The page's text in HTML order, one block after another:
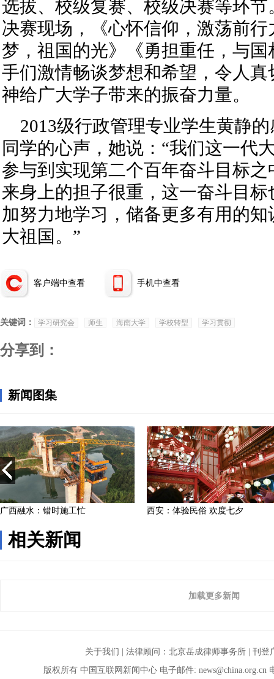
选拔、校级复赛、校级决赛等环节
决赛现场，《心怀信仰，激荡前
梦，祖国的光》《勇担重任，与
手们激情畅谈梦想和希望，令人
神给广大学子带来的振奋力量。
2013级行政管理专业学生黄静
同学的心声，她说：“我们这一代
参与到实现第二个百年奋斗目标
来身上的担子很重，这一奋斗目
加努力地学习，储备更多有用的
大祖国。”
客户端中查看 手机中查看
关键词： 学习研究会 师生 海南大学 学校转型 学习贯彻
分享到：
相关新闻
加载更多新闻
关于我们 | 法律顾问：北京岳成律师事务所 |刊登
版权所有 中国互联网新闻中心 电子邮件: news@china.org.cn